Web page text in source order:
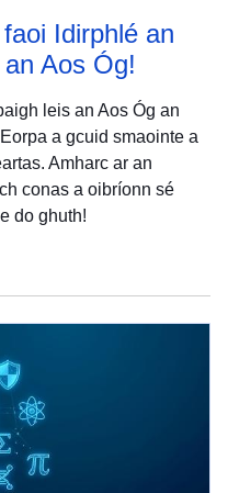
Idirphlé an
Aos Óg!
leis an Aos Óg an
a gcuid smaointe a
Amharc ar an
conas a oibríonn sé
do ghuth!